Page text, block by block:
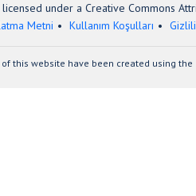
under a Creative Commons
Metni
Kullanım Koşulları
this website have been created using the